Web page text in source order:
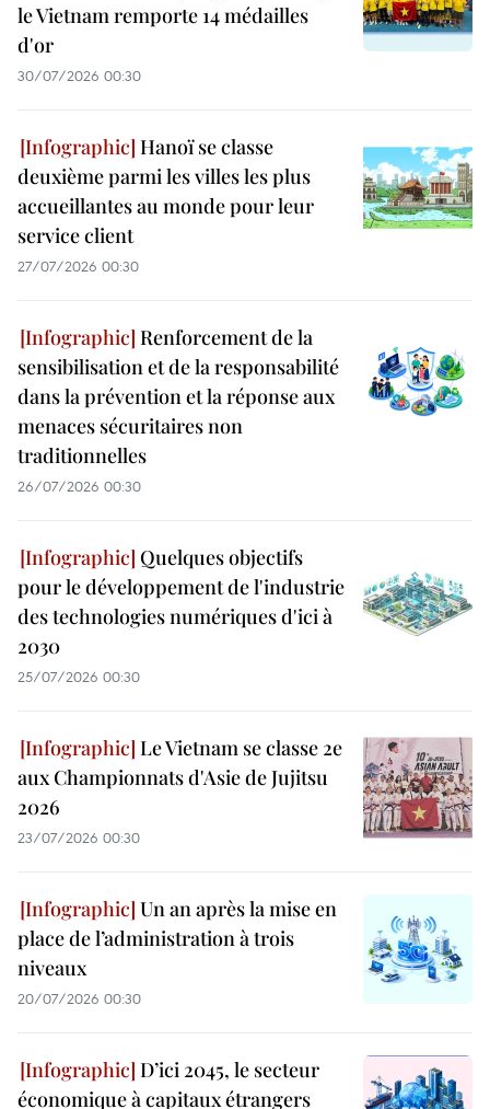
le Vietnam remporte 14 médailles
d'or
30/07/2026 00:30
Hanoï se classe
deuxième parmi les villes les plus
accueillantes au monde pour leur
service client
27/07/2026 00:30
Renforcement de la
sensibilisation et de la responsabilité
dans la prévention et la réponse aux
menaces sécuritaires non
traditionnelles
26/07/2026 00:30
Quelques objectifs
pour le développement de l'industrie
des technologies numériques d'ici à
2030
25/07/2026 00:30
Le Vietnam se classe 2e
aux Championnats d'Asie de Jujitsu
2026
23/07/2026 00:30
Un an après la mise en
place de l’administration à trois
niveaux
20/07/2026 00:30
D’ici 2045, le secteur
économique à capitaux étrangers